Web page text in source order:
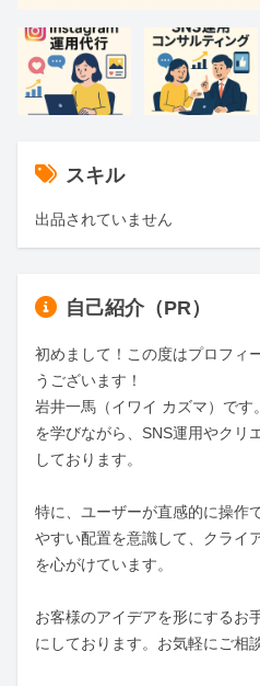
スキル
出品されていません
自己紹介（PR）
初めまして！この度はプロフィ
うございます！
岩井一馬（イワイ カズマ）で
を学びながら、SNS運用やクリ
しております。
特に、ユーザーが直感的に操作
やすい配置を意識して、クライ
を心がけています。
お客様のアイデアを形にするお
にしております。お気軽にご相